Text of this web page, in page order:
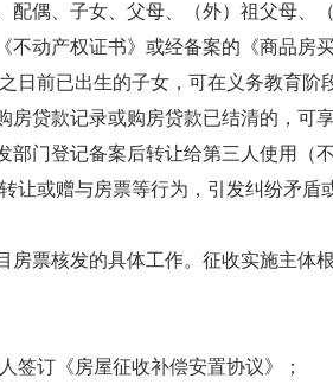
偶、子女、父母、（外）祖父母、
动产权证书》或经备案的《商品房
前已出生的子女，可在义务教育阶
贷款记录或购房贷款已结清的，可
门登记备案后转让给第三人使用（
或赠与房票等行为，引发纠纷矛盾
票核发的具体工作。征收实施主体
签订《房屋征收补偿安置协议》；